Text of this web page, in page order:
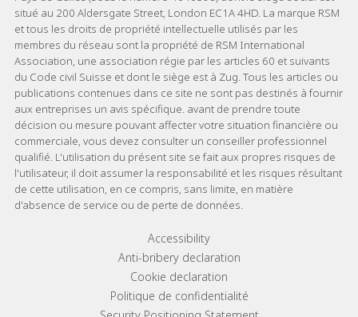
situé au 200 Aldersgate Street, London EC1A 4HD. La marque RSM
et tous les droits de propriété intellectuelle utilisés par les
membres du réseau sont la propriété de RSM International
Association, une association régie par les articles 60 et suivants
du Code civil Suisse et dont le siège est à Zug. Tous les articles ou
publications contenues dans ce site ne sont pas destinés à fournir
aux entreprises un avis spécifique. avant de prendre toute
décision ou mesure pouvant affecter votre situation financière ou
commerciale, vous devez consulter un conseiller professionnel
qualifié. L'utilisation du présent site se fait aux propres risques de
l'utilisateur, il doit assumer la responsabilité et les risques résultant
de cette utilisation, en ce compris, sans limite, en matière
d'absence de service ou de perte de données.
Footer menu linksAccessibility
Anti-bribery declaration
Cookie declaration
Politique de confidentialité